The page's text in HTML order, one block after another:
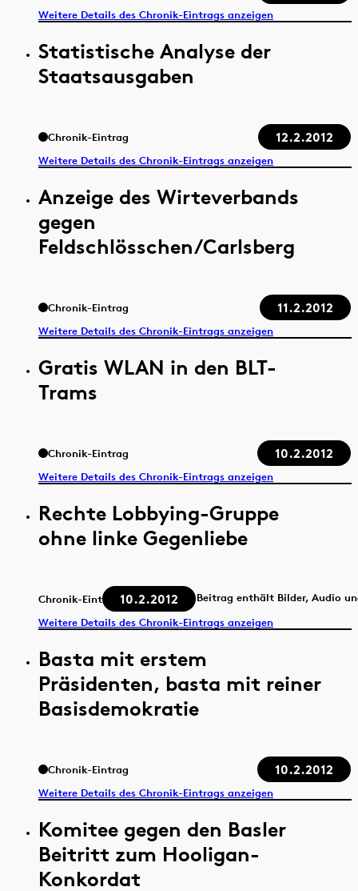
Weitere Details des Chronik-Eintrags anzeigen
Statistische Analyse der
Staatsausgaben
Chronik-Eintrag 12.2.2012
Weitere Details des Chronik-Eintrags anzeigen
Anzeige des Wirteverbands
gegen
Feldschlösschen/Carlsberg
Chronik-Eintrag 11.2.2012
Weitere Details des Chronik-Eintrags anzeigen
Gratis WLAN in den BLT-
Trams
Chronik-Eintrag 10.2.2012
Weitere Details des Chronik-Eintrags anzeigen
Rechte Lobbying-Gruppe
ohne linke Gegenliebe
Chronik-Eintrag 10.2.2012
Beitrag enthält Bilder, Audio
Weitere Details des Chronik-Eintrags anzeigen
Basta mit erstem
Präsidenten, basta mit reiner
Basisdemokratie
Chronik-Eintrag 10.2.2012
Weitere Details des Chronik-Eintrags anzeigen
Komitee gegen den Basler
Beitritt zum Hooligan-
Konkordat